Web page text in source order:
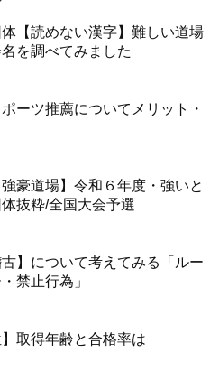
【読めない漢字】難しい道場
を調べてみました
ポーツ推薦についてメリット・
豪道場】令和６年度・強いと
抜粋/全国大会予選
】について考えてみる「ルー
禁止行為」
取得年齢と合格率は